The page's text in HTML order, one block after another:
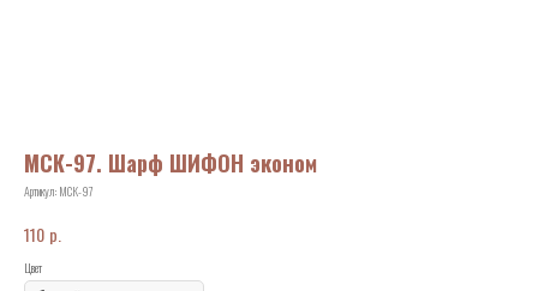
МСК-97. Шарф ШИФОН эконом
Артикул: МСК-97
110 р.
Цвет